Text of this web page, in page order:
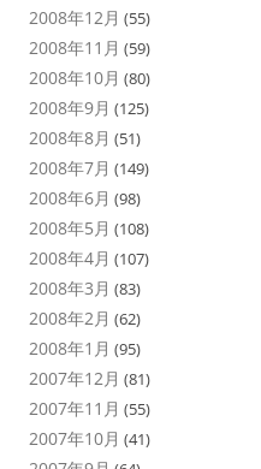
2008年12月 (55)
2008年11月 (59)
2008年10月 (80)
2008年9月 (125)
2008年8月 (51)
2008年7月 (149)
2008年6月 (98)
2008年5月 (108)
2008年4月 (107)
2008年3月 (83)
2008年2月 (62)
2008年1月 (95)
2007年12月 (81)
2007年11月 (55)
2007年10月 (41)